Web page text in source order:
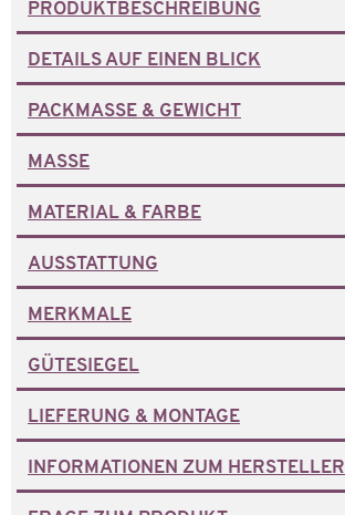
PRODUKTBESCHREIBUNG
DETAILS AUF EINEN BLICK
PACKMASSE & GEWICHT
MASSE
MATERIAL & FARBE
AUSSTATTUNG
MERKMALE
GÜTESIEGEL
LIEFERUNG & MONTAGE
INFORMATIONEN ZUM HERSTELLER